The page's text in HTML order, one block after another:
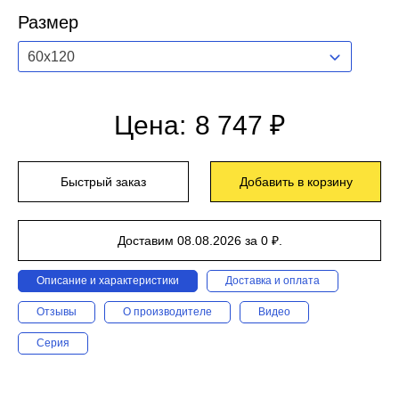
Размер
60x120
Цена: 8 747 ₽
Быстрый заказ Добавить в корзину
Доставим 08.08.2026 за 0 ₽.
Описание и характеристики Доставка и оплата
Отзывы О производителе Видео
Серия